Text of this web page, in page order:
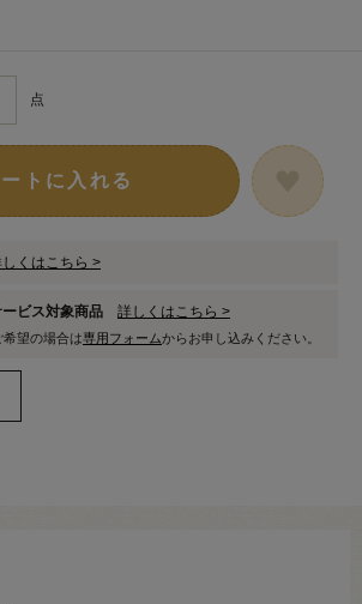
点
トに入れる
くはこちら >
ービス対象商品 詳しくはこちら >
望の場合は専用フォームからお申し込みください。